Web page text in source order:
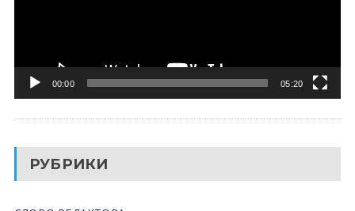
00:00 05:20
РУБРИКИ